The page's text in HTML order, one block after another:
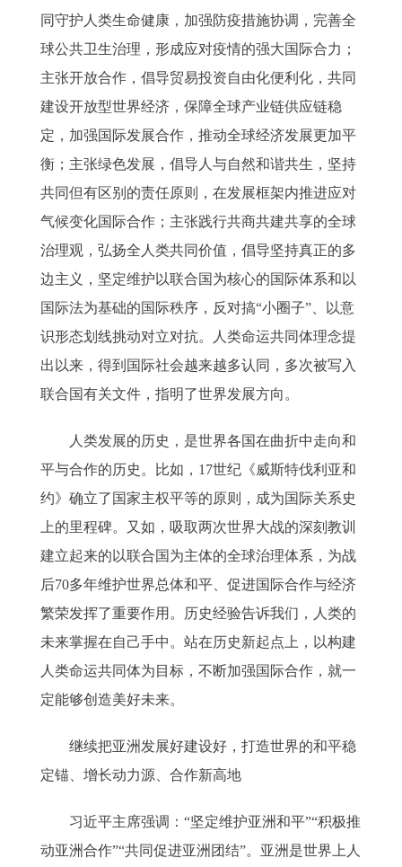
同守护人类生命健康，加强防疫措施协调，完善全
球公共卫生治理，形成应对疫情的强大国际合力；
主张开放合作，倡导贸易投资自由化便利化，共同
建设开放型世界经济，保障全球产业链供应链稳
定，加强国际发展合作，推动全球经济发展更加平
衡；主张绿色发展，倡导人与自然和谐共生，坚持
共同但有区别的责任原则，在发展框架内推进应对
气候变化国际合作；主张践行共商共建共享的全球
治理观，弘扬全人类共同价值，倡导坚持真正的多
边主义，坚定维护以联合国为核心的国际体系和以
国际法为基础的国际秩序，反对搞“小圈子”、以意
识形态划线挑动对立对抗。人类命运共同体理念提
出以来，得到国际社会越来越多认同，多次被写入
联合国有关文件，指明了世界发展方向。
人类发展的历史，是世界各国在曲折中走向和
平与合作的历史。比如，17世纪《威斯特伐利亚和
约》确立了国家主权平等的原则，成为国际关系史
上的里程碑。又如，吸取两次世界大战的深刻教训
建立起来的以联合国为主体的全球治理体系，为战
后70多年维护世界总体和平、促进国际合作与经济
繁荣发挥了重要作用。历史经验告诉我们，人类的
未来掌握在自己手中。站在历史新起点上，以构建
人类命运共同体为目标，不断加强国际合作，就一
定能够创造美好未来。
继续把亚洲发展好建设好，打造世界的和平稳
定锚、增长动力源、合作新高地
习近平主席强调：“坚定维护亚洲和平”“积极推
动亚洲合作”“共同促进亚洲团结”。亚洲是世界上人